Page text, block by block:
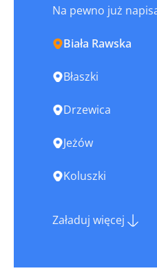
Na pewno już
Biała Rawska
Błaszki
Drzewica
Jeżów
Koluszki
Załaduj więcej